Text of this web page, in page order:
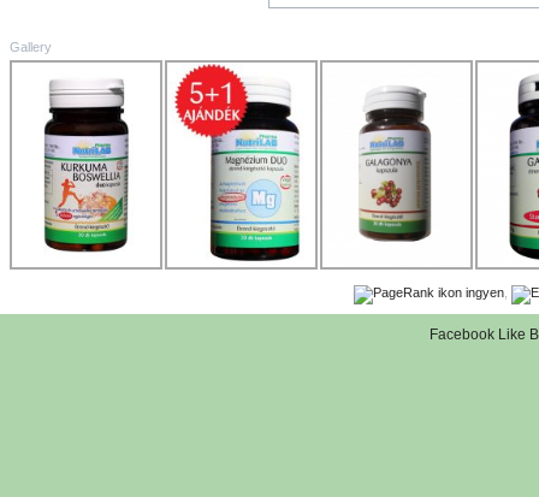
Gallery
,
Facebook Like